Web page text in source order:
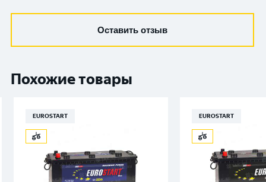
Оставить отзыв
Похожие товары
EUROSTART EUROSTART